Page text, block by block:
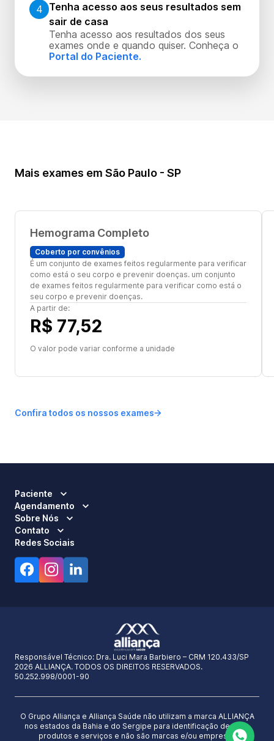
4 Tenha acesso aos seus resultados sem
sair de casa
Tenha acesso aos resultados dos seus
exames onde e quando quiser. Conheça o
Portal do Paciente.
Mais exames em São Paulo - SP
Hemograma Completo
Coberto por convênios
É um conjunto de exames feitos regularmente para verificar
como está o seu corpo e prevenir doenças. um conjunto
de exames feitos regularmente para verificar como está o
seu corpo e prevenir doenças.
A partir de:
R$ 77,52
O valor pode variar conforme a unidade
Confira todos os nossos exames
Paciente
Agendamento
Sobre Nós
Contato
Redes Sociais
Responsável Técnico: Dra. Luci Mara Barbiero – CRM 120.433/SP
2026 ALLIANÇA. TODOS OS DIREITOS RESERVADOS.
50.252.998/0001-90
O Grupo Alliança e Alliança Saúde não utilizam a marca ALLIANÇA
nos estados da Bahia e do Sergipe para identificação de seus
produtos e serviços e não são marcas e/ou empresas